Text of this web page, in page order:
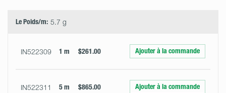
Le Poids/m: 5.7 g
IN522309 1 m $261.00 Ajouter à la commande
IN522311 5 m $865.00 Ajouter à la commande